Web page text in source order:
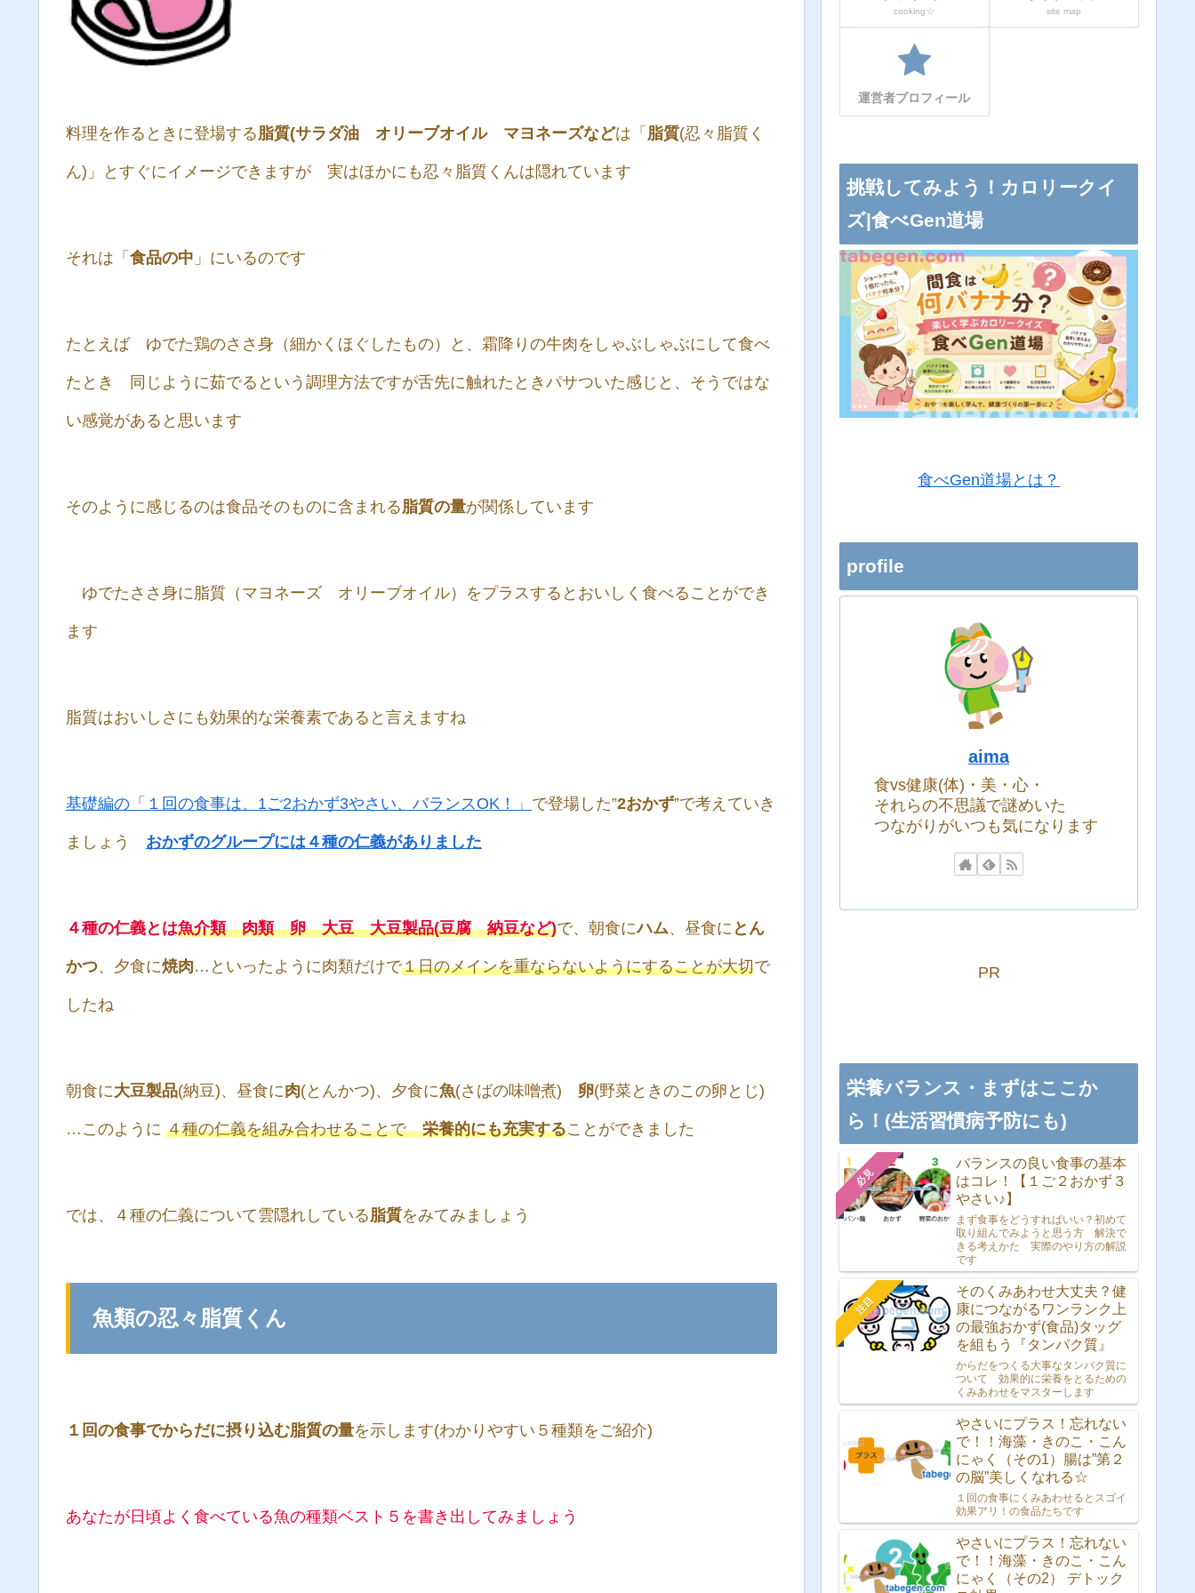
料理を作るときに登場する脂質(サラダ油 オリーブオイル マヨネーズなどは「 脂質(忍々脂質く
ん)」とすぐにイメージできますが 実はほかにも忍々脂質くんは隠れています
それは「 食品の中 」にいるのです
たとえば ゆでた鶏のささ身（細かくほぐしたもの）と、霜降りの牛肉をしゃぶしゃぶにして食べ
たとき 同じように茹でるという調理方法ですが舌先に触れたときパサついた感じと、そうではな
い感覚があると思います
そのように感じるのは食品そのものに含まれる脂質の量が関係しています
ゆでたささ身に脂質（マヨネーズ オリーブオイル）をプラスするとおいしく食べることができ
ます
脂質はおいしさにも効果的な栄養素であると言えますね
基礎編の「１回の食事は、1ご2おかず3やさい、バランスOK！」 で登場した”2おかず”で考えていき
ましょう おかずのグループには４種の仁義がありました
４種の仁義とは魚介類 肉類 卵 大豆 大豆製品(豆腐 納豆など)で、朝食にハム、昼食に とん
かつ、夕食に焼肉…といったように肉類だけで１日のメインを重ならないようにすることが大切で
したね
朝食に大豆製品(納豆)、昼食に肉(とんかつ)、夕食に魚(さばの味噌煮) 卵(野菜ときのこの卵とじ)
…このように ４種の仁義を組み合わせることで栄養的にも充実することができました
では、４種の仁義について雲隠れしている脂質をみてみましょう
魚類の忍々脂質くん
１回の食事でからだに摂り込む脂質の量を示します(わかりやすい５種類をご紹介)
あなたが日頃よく食べている魚の種類ベスト５を書き出してみましょう
cooking☆ site map
運営者プロフィール
挑戦してみよう！カロリークイ
ズ|食べGen道場
食べGen道場とは？
profile
aima
食vs健康(体)・美・心・
それらの不思議で謎めいた
つながりがいつも気になります
PR
栄養バランス・まずはここか
ら！(生活習慣病予防にも)
必見
バランスの良い食事の基本
はコレ！【１ご２おかず３
やさい♪】
まず食事をどうすればいい？初めて
取り組んでみようと思う方 解決で
きる考えかた 実際のやり方の解説
です
注目
そのくみあわせ大丈夫？健
康につながるワンランク上
の最強おかず(食品)タッグ
を組もう『タンパク質』
からだをつくる大事なタンパク質に
ついて 効果的に栄養をとるための
くみあわせをマスターします
やさいにプラス！忘れない
で！！海藻・きのこ・こん
にゃく（その1）腸は”第２
の脳”美しくなれる☆
１回の食事にくみあわせるとスゴイ
効果アリ！の食品たちです
やさいにプラス！忘れない
で！！海藻・きのこ・こん
にゃく（その2） デトック